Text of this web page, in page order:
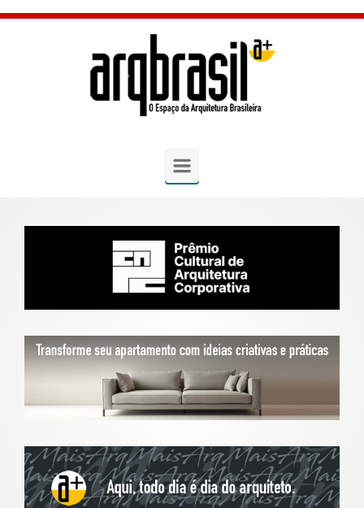
Skip to main content